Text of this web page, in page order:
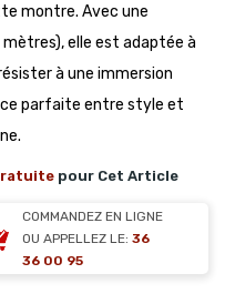
montre. Avec une
elle est adaptée à
à une immersion
parfaite entre style et
pour Cet Article
COMMANDEZ EN LIGNE
OU APPELLEZ LE: 36
36 00 95